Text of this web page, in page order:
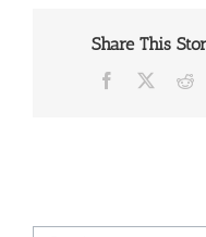
Share This
Facebook